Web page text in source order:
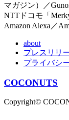
マガジン）／
NTTドコモ「
Amazon Alexa／
about
プレスリリ
プライバシ
COCONUTS
Copyright©